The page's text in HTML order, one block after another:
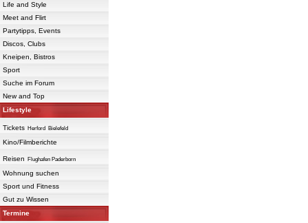
Life and Style
Meet and Flirt
Partytipps, Events
Discos, Clubs
Kneipen, Bistros
Sport
Suche im Forum
New and Top
Lifestyle
Tickets Herford Bielefeld
Kino/Filmberichte
Reisen Flughafen Paderborn
Wohnung suchen
Sport und Fitness
Gut zu Wissen
Termine